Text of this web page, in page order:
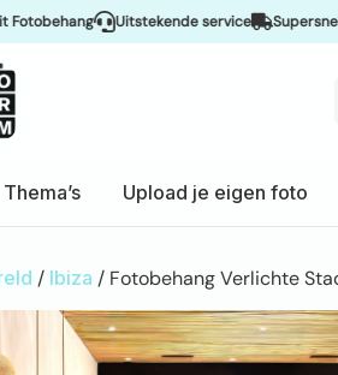
Uitstekende service Supersnelle
Thema’s Upload je eigen foto
/ Ibiza / Fotobehang Verlichte